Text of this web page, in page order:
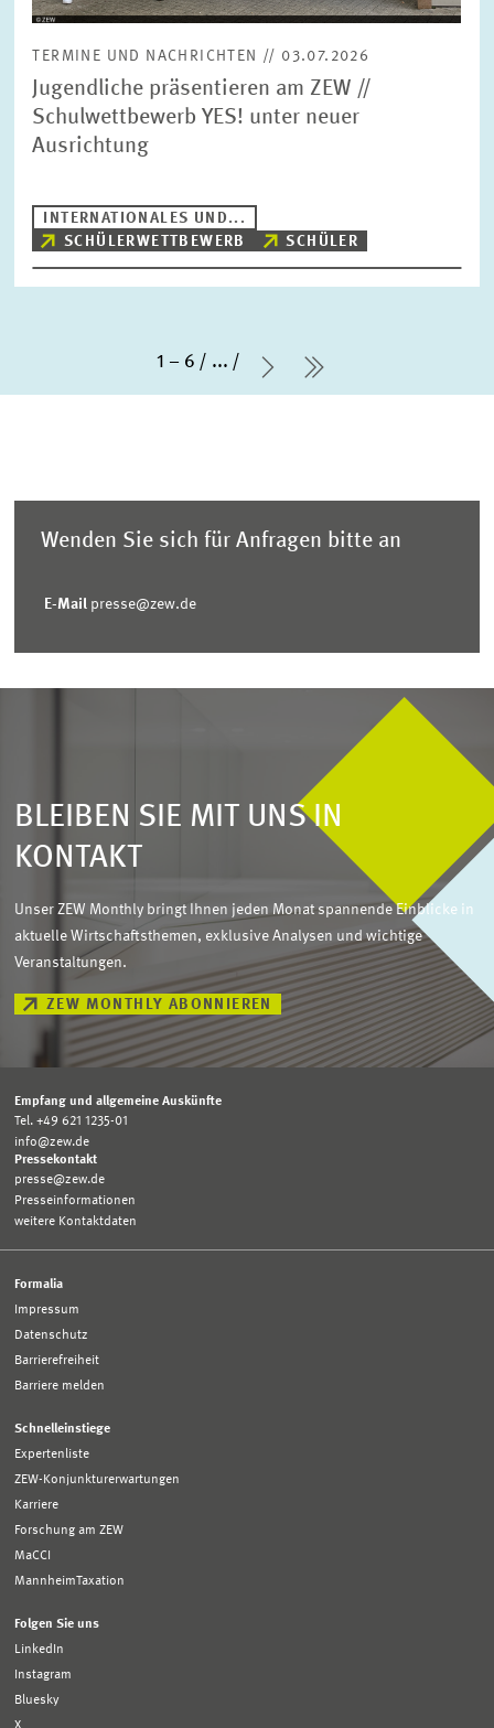
TERMINE UND NACHRICHTEN // 03.07.2026
Jugendliche präsentieren am ZEW //
Schulwettbewerb YES! unter neuer
Ausrichtung
INTERNATIONALES UND...
SCHÜLERWETTBEWERB
SCHÜLER
1 – 6 ...
Nächste Seite
letzte Seite
Wenden Sie sich für Anfragen bitte an
E-Mail presse@zew.de
BLEIBEN SIE MIT UNS IN
KONTAKT
Unser ZEW Monthly bringt Ihnen jeden Monat spannende Einblicke in
aktuelle Wirtschaftsthemen, exklusive Analysen und wichtige
Veranstaltungen.
ZEW MONTHLY ABONNIEREN
Empfang und allgemeine Auskünfte
Tel. +49 621 1235-01
info@zew.de
Pressekontakt
presse@zew.de
Presseinformationen
weitere Kontaktdaten
Formalia
Impressum
Datenschutz
Barrierefreiheit
Barriere melden
Schnelleinstiege
Expertenliste
ZEW-Konjunkturerwartungen
Karriere
Forschung am ZEW
MaCCI
MannheimTaxation
Folgen Sie uns
LinkedIn
Instagram
Bluesky